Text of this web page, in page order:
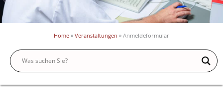
Home » Veranstaltungen » Anmeldeformular